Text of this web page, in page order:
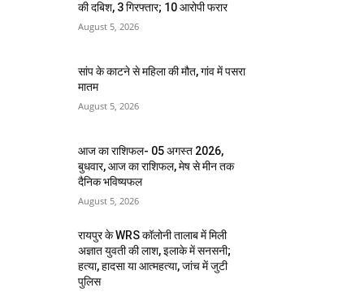
की दबिश, 3 गिरफ्तार; 10 आरोपी फरार
August 5, 2026
सांप के काटने से महिला की मौत, गांव में पसरा
मातम
August 5, 2026
आज का राशिफल- 05 अगस्त 2026,
बुधवार, आज का राशिफल, मेष से मीन तक
दैनिक भविष्यफल
August 5, 2026
रायपुर के WRS कॉलोनी तालाब में मिली
अज्ञात युवती की लाश, इलाके में सनसनी;
हत्या, हादसा या आत्महत्या, जांच में जुटी
पुलिस